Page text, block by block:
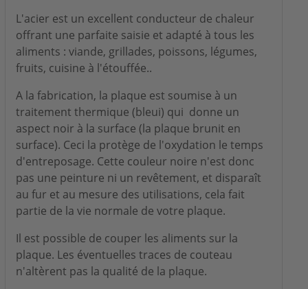
L'acier est un excellent conducteur de chaleur
offrant une parfaite saisie et adapté à tous les
aliments : viande, grillades, poissons, légumes,
fruits, cuisine à l'étouffée..
A la fabrication, la plaque est soumise à un
traitement thermique (bleui) qui donne un
aspect noir à la surface (la plaque brunit en
surface). Ceci la protège de l'oxydation le temps
d'entreposage. Cette couleur noire n'est donc
pas une peinture ni un revêtement, et disparaît
au fur et au mesure des utilisations, cela fait
partie de la vie normale de votre plaque.
Il est possible de couper les aliments sur la
plaque. Les éventuelles traces de couteau
n'altèrent pas la qualité de la plaque.